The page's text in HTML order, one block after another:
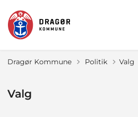
Dragør Kommune Tilbage til
Politik Valg
Valg